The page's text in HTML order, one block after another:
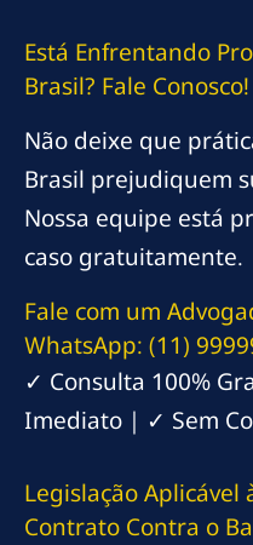
Está Enfrentando
Brasil? Fale Conosco!
Não deixe que
Brasil prejudiquem
Nossa equipe está
caso gratuitamente.
Fale com um
WhatsApp: (11)
✓ Consulta 100%
Imediato | ✓ Sem
Legislação Aplicável
Contrato Contra o